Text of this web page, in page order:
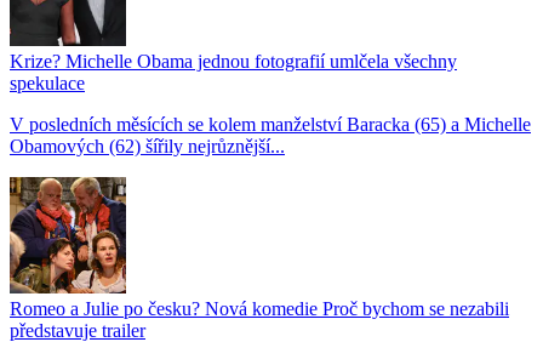
Krize? Michelle Obama jednou fotografií umlčela všechny
spekulace
V posledních měsících se kolem manželství Baracka (65) a Michelle
Obamových (62) šířily nejrůznější...
Romeo a Julie po česku? Nová komedie Proč bychom se nezabili
představuje trailer